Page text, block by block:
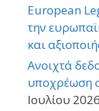
European
την
και
Ανοιχτά
υποχρέωση
Ιουλίου 2026